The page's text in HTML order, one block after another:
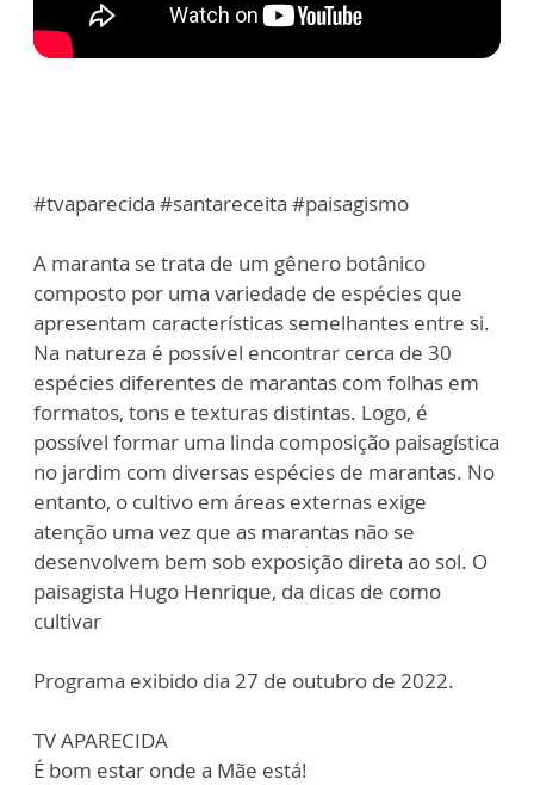
#tvaparecida #santareceita #paisagismo
A maranta se trata de um gênero botânico
composto por uma variedade de espécies que
apresentam características semelhantes entre si.
Na natureza é possível encontrar cerca de 30
espécies diferentes de marantas com folhas em
formatos, tons e texturas distintas. Logo, é
possível formar uma linda composição paisagística
no jardim com diversas espécies de marantas. No
entanto, o cultivo em áreas externas exige
atenção uma vez que as marantas não se
desenvolvem bem sob exposição direta ao sol. O
paisagista Hugo Henrique, da dicas de como
cultivar
Programa exibido dia 27 de outubro de 2022.
TV APARECIDA
É bom estar onde a Mãe está!